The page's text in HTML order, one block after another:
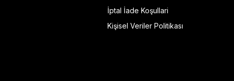
İptal İade Koşullari
Kişisel Veriler Politikası